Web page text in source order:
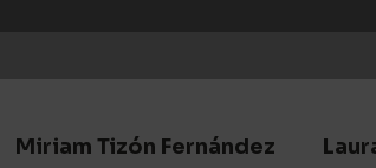
Miriam Tizón Fernández